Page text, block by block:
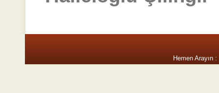
Hemen Arayın :